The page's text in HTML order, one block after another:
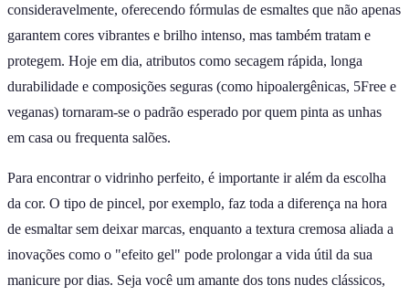
consideravelmente, oferecendo fórmulas de esmaltes que não apenas
garantem cores vibrantes e brilho intenso, mas também tratam e
protegem. Hoje em dia, atributos como secagem rápida, longa
durabilidade e composições seguras (como hipoalergênicas, 5Free e
veganas) tornaram-se o padrão esperado por quem pinta as unhas
em casa ou frequenta salões.
Para encontrar o vidrinho perfeito, é importante ir além da escolha
da cor. O tipo de pincel, por exemplo, faz toda a diferença na hora
de esmaltar sem deixar marcas, enquanto a textura cremosa aliada a
inovações como o "efeito gel" pode prolongar a vida útil da sua
manicure por dias. Seja você um amante dos tons nudes clássicos,